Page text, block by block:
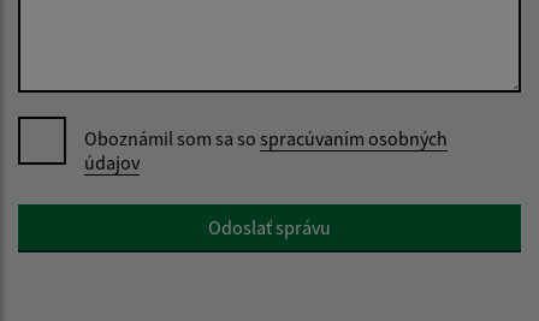
Oboznámil som sa so spracúvaním osobných
údajov
Google reCaptcha ResponseOdoslať správu